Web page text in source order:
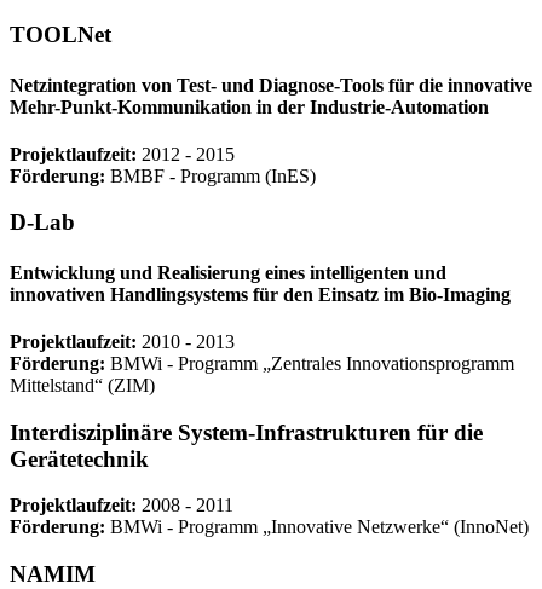
TOOLNet
Netzintegration von Test- und Diagnose-Tools für die innovative
Mehr-Punkt-Kommunikation in der Industrie-Automation
Projektlaufzeit: 2012 - 2015
Förderung: BMBF ‐ Programm (InES)
D-Lab
Entwicklung und Realisierung eines intelligenten und
innovativen Handlingsystems für den Einsatz im Bio-Imaging
Projektlaufzeit: 2010 - 2013
Förderung: BMWi ‐ Programm „Zentrales Innovationsprogramm
Mittelstand“ (ZIM)
Interdisziplinäre System-Infrastrukturen für die
Gerätetechnik
Projektlaufzeit: 2008 - 2011
Förderung: BMWi ‐ Programm „Innovative Netzwerke“ (InnoNet)
NAMIM